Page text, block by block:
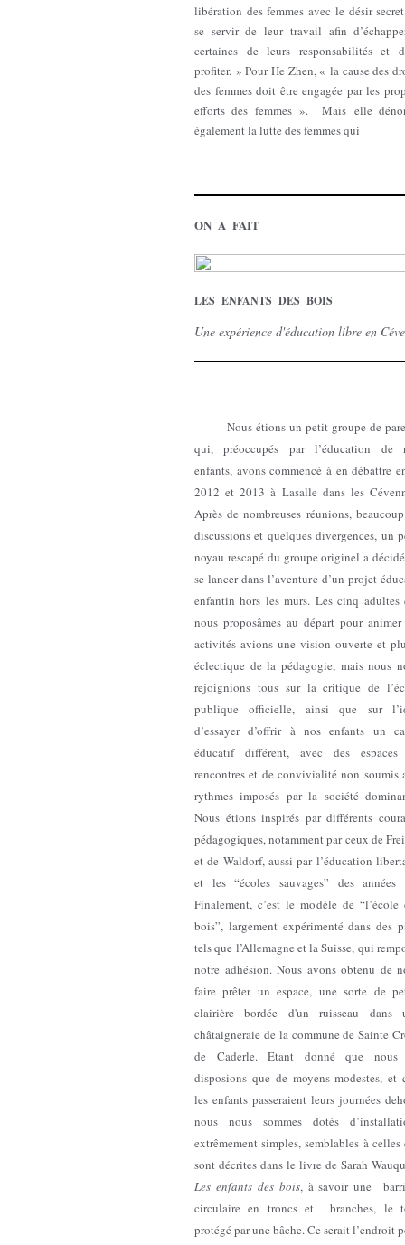
libération des femmes avec le désir
se servir de leur travail afin
certaines de leurs responsabilités et
profiter. » Pour He Zhen, « la cause des
des femmes doit être engagée par les
efforts des femmes ». Mais elle
également la lutte des femmes qui
ON A FAIT
LES ENFANTS DES BOIS
Une expérience d'éducation libre en
Nous étions un petit groupe de
qui, préoccupés par l’éducation de
enfants, avons commencé à en débattre
2012 et 2013 à Lasalle dans les
Après de nombreuses réunions,
discussions et quelques divergences, un
noyau rescapé du groupe originel a
se lancer dans l’aventure d’un projet
enfantin hors les murs. Les cinq adultes
nous proposâmes au départ pour
activités avions une vision ouverte et
éclectique de la pédagogie, mais nous
rejoignions tous sur la critique de
publique officielle, ainsi que sur
d’essayer d’offrir à nos enfants un
éducatif différent, avec des
rencontres et de convivialité non soumis
rythmes imposés par la société
Nous étions inspirés par différents
pédagogiques, notamment par ceux de
et de Waldorf, aussi par l’éducation
et les “écoles sauvages” des années
Finalement, c’est le modèle de “l’école
bois”, largement expérimenté dans des
tels que l’Allemagne et la Suisse, qui
notre adhésion. Nous avons obtenu de
faire prêter un espace, une sorte de
clairière bordée d'un ruisseau dans
châtaigneraie de la commune de Sainte
de Caderle. Etant donné que nous
disposions que de moyens modestes, et
les enfants passeraient leurs journées
nous nous sommes dotés
extrêmement simples, semblables à
sont décrites dans le livre de Sarah
Les enfants des bois, à savoir une
circulaire en troncs et branches, le
protégé par une bâche. Ce serait l’endroit